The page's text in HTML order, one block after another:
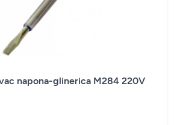
napona-glinerica M284 220V